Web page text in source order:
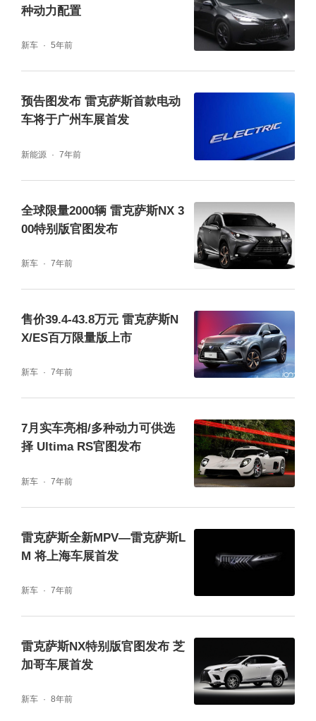
种动力配置
新车 5年前
预告图发布 雷克萨斯首款电动
车将于广州车展首发
新能源 7年前
全球限量2000辆 雷克萨斯NX 3
00特别版官图发布
新车 7年前
售价39.4-43.8万元 雷克萨斯N
X/ES百万限量版上市
新车 7年前
7月实车亮相/多种动力可供选
择 Ultima RS官图发布
新车 7年前
雷克萨斯全新MPV—雷克萨斯L
M 将上海车展首发
新车 7年前
雷克萨斯NX特别版官图发布 芝
加哥车展首发
新车 8年前